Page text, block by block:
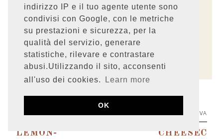
indirizzo IP e il tuo agente utente sono
condivisi con Google, con le metriche
su prestazioni e sicurezza, per la
qualità del servizio, generare
statistiche, rilevare e contrastare
abusi.Utilizzando il sito, acconsenti
all'uso dei cookies.
Learn more
OK
I tuoi commenti mi fanno molto piacere! Ricordati
che se lasci un commento acconsenti alla
pubblicazione del link al tuo profilo Google.
Consulta la
Privacy policyprima di commentare.
Grazie!
LEMON-
SUCCESSIVA
CHEESEC